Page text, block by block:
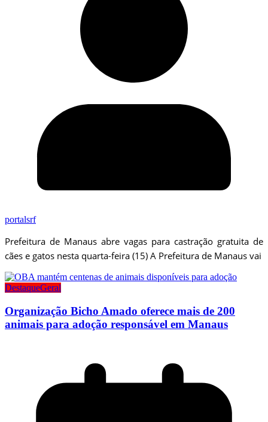
portalsrf
Prefeitura de Manaus abre vagas para castração gratuita de
cães e gatos nesta quarta-feira (15) A Prefeitura de Manaus vai
DestaqueGeral
Organização Bicho Amado oferece mais de 200
animais para adoção responsável em Manaus